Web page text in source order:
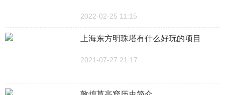
2022-02-25 11:15
上海东方明珠塔有什么好玩的项目
2021-07-27 21:17